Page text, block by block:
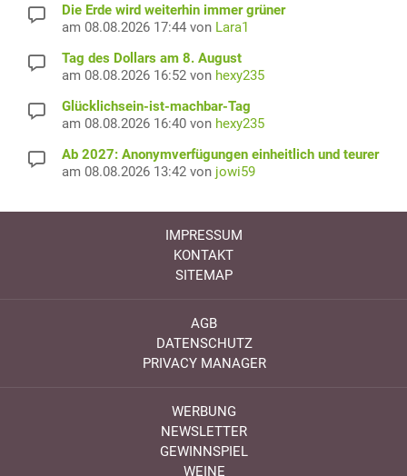
Die Erde wird weiterhin immer grüner
am 08.08.2026 17:44 von Lara1
Tag des Dollars am 8. August
am 08.08.2026 16:52 von hexy235
Glücklichsein-ist-machbar-Tag
am 08.08.2026 16:40 von hexy235
Ab 2027: Anonymverfügungen einheitlich und teurer
am 08.08.2026 13:42 von jowi59
IMPRESSUM
KONTAKT
SITEMAP
AGB
DATENSCHUTZ
PRIVACY MANAGER
WERBUNG
NEWSLETTER
GEWINNSPIEL
WEINE